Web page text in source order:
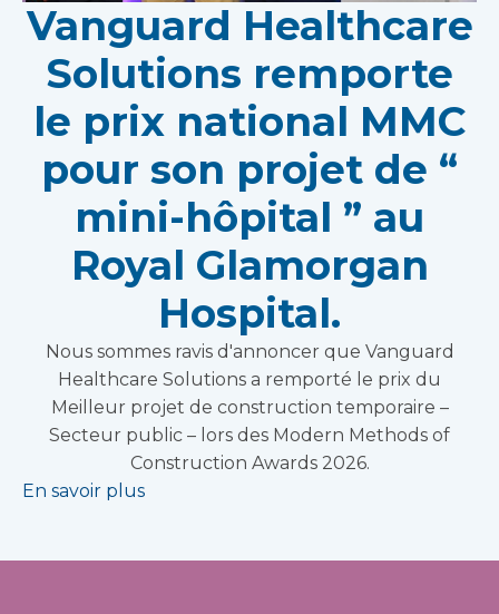
Vanguard Healthcare
Solutions remporte
le prix national MMC
pour son projet de “
mini-hôpital ” au
Royal Glamorgan
Hospital.
Nous sommes ravis d'annoncer que Vanguard
Healthcare Solutions a remporté le prix du
Meilleur projet de construction temporaire –
Secteur public – lors des Modern Methods of
Construction Awards 2026.
En savoir plus